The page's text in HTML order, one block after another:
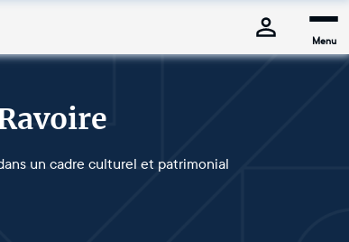
Menu
un cadre culturel et patrimonial